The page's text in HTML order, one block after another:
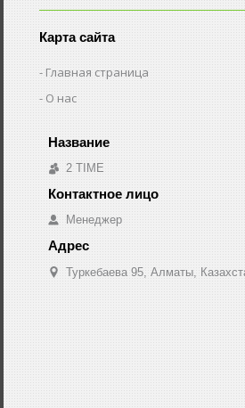
Карта сайта
Главная страница
О нас
2 TIME
Менеджер
Туркебаева 95, Алматы,